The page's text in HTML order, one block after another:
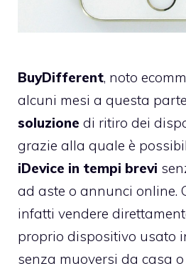
BuyDifferent, noto
alcuni mesi a questa
soluzione di ritiro dei
grazie alla quale è
iDevice in tempi brevi
ad aste o annunci online.
infatti vendere
proprio dispositivo usato
senza muoversi da casa o